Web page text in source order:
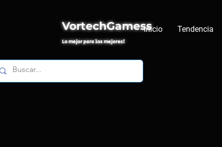
VortechGamess
Lo mejor para los mejores!
Inicio Tendencia